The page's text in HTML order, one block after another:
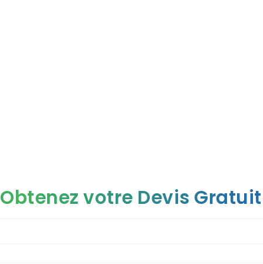
Obtenez votre Devis Gratuit